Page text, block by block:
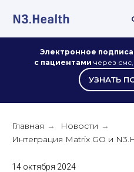
Электронное
с пациентами через
УЗНАТЬ
Главная → Новости →
Интеграция Matrix GO и
14 октября 2024